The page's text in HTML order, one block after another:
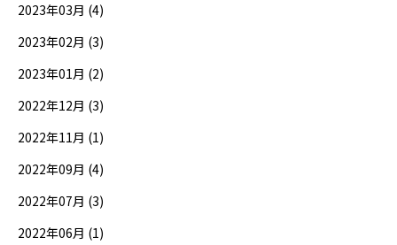
2023年03月 (4)
2023年02月 (3)
2023年01月 (2)
2022年12月 (3)
2022年11月 (1)
2022年09月 (4)
2022年07月 (3)
2022年06月 (1)